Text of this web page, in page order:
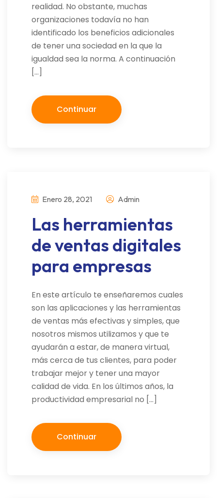
realidad. No obstante, muchas
organizaciones todavía no han
identificado los beneficios adicionales
de tener una sociedad en la que la
igualdad sea la norma. A continuación
[…]
Continuar
Enero 28, 2021 Admin
Las herramientas
de ventas digitales
para empresas
En este artículo te enseñaremos cuales
son las aplicaciones y las herramientas
de ventas más efectivas y simples, que
nosotros mismos utilizamos y que te
ayudarán a estar, de manera virtual,
más cerca de tus clientes, para poder
trabajar mejor y tener una mayor
calidad de vida. En los últimos años, la
productividad empresarial no […]
Continuar